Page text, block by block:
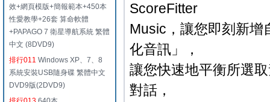
效+網頁模版+簡報範本+450本
性愛教學+26套 算命軟體
+PAPAGO 7 衛星導航系統 繁體
中文 (8DVD9)
排行011 Windows XP、7、8
系統安裝USB隨身碟 繁體中文
DVD9版(2DVD9)
ScoreFitter
Music，讓您即刻新增
化音訊」，
讓您快速地平衡所選
對話，